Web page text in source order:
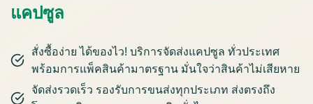
แคปซูล
สั่งซื้อง่าย ได้ของไว! บริการจัดส่งแคปซูล ทั่วประเทศ
พร้อมการแพ็คสินค้ามาตรฐาน มั่นใจว่าสินค้าไม่เสียหาย
จัดส่งรวดเร็ว รองรับการขนส่งทุกประเภท ส่งตรงถึง